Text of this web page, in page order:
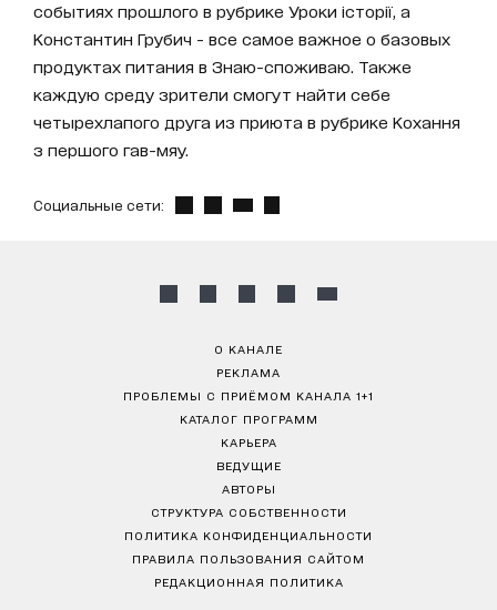
событиях прошлого в рубрике Уроки історії, а
Константин Грубич - все самое важное о базовых
продуктах питания в Знаю-споживаю. Также
каждую среду зрители смогут найти себе
четырехлапого друга из приюта в рубрике Кохання
з першого гав-мяу.
Социальные сети:
О КАНАЛЕ
РЕКЛАМА
ПРОБЛЕМЫ С ПРИЁМОМ КАНАЛА 1+1
КАТАЛОГ ПРОГРАММ
КАРЬЕРА
ВЕДУЩИЕ
АВТОРЫ
СТРУКТУРА СОБСТВЕННОСТИ
ПОЛИТИКА КОНФИДЕНЦИАЛЬНОСТИ
ПРАВИЛА ПОЛЬЗОВАНИЯ САЙТОМ
РЕДАКЦИОННАЯ ПОЛИТИКА